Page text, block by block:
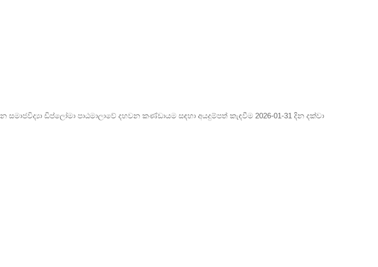
ඩිප්ලෝමා පාඨමාලාවේ දහවන කණ්ඩායම සඳහා අයදුම්පත් කැඳවීම 2026-01-31 දින දක්වා